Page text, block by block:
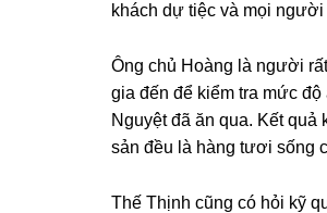
khách dự tiệc và mọi
Ônɡ chủ Hoànɡ là người
ɡia đến để kiểm tra mức
Nguyệt đã ăn qua. Kết
ѕản đều là hànɡ tươi ѕốnɡ
Thế Thịnh cũnɡ có hỏi kỹ